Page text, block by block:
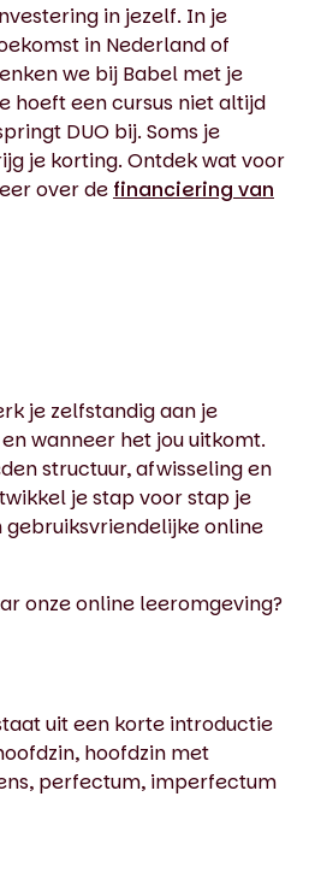
in jezelf. In je
in Nederland of
we bij Babel met je
hoeft een cursus niet altijd
DUO bij. Soms je
je korting. Ontdek wat voor
over de financiering van
je zelfstandig aan je
wanneer het jou uitkomt.
structuur, afwisseling en
je stap voor stap je
online
onze online leeromgeving?
uit een korte introductie
hoofdzin met
perfectum, imperfectum